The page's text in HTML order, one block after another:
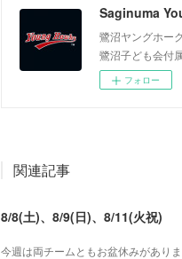
Saginuma
鷺沼ヤングホー
鷺沼子ども会付
フォロー
関連記事
8/8(土)、8/9(日)、8/11(火祝)
今週は両チームともお盆休みがあり